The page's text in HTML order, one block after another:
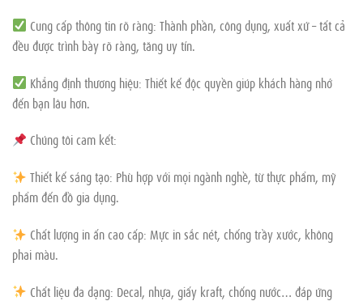
Cung cấp thông tin rõ ràng: Thành phần, công dụng, xuất xứ – tất cả
đều được trình bày rõ ràng, tăng uy tín.
Khẳng định thương hiệu: Thiết kế độc quyền giúp khách hàng nhớ
đến bạn lâu hơn.
Chúng tôi cam kết:
Thiết kế sáng tạo: Phù hợp với mọi ngành nghề, từ thực phẩm, mỹ
phẩm đến đồ gia dụng.
Chất lượng in ấn cao cấp: Mực in sắc nét, chống trầy xước, không
phai màu.
Chất liệu đa dạng: Decal, nhựa, giấy kraft, chống nước… đáp ứng